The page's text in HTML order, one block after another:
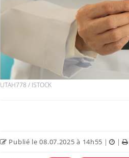
UTAH778 / ISTOCK
Publié le 08.07.2025 à 14h55 | |